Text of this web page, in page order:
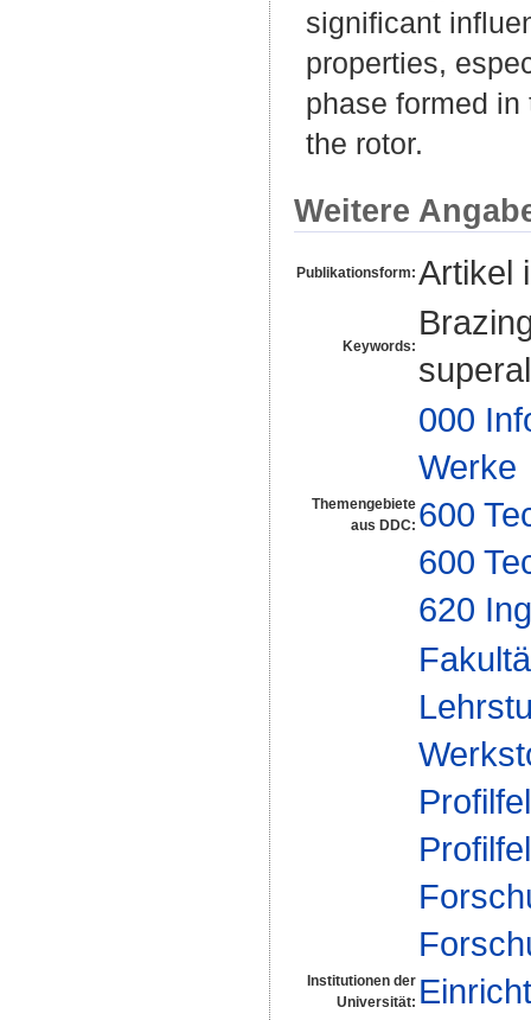
significant
properties,
phase formed
the rotor.
Weitere
Publikationsform: Artikel
Keywords:
Themengebiete
aus DDC:
000
Werke
600
600
620
Institutionen der
Universität: